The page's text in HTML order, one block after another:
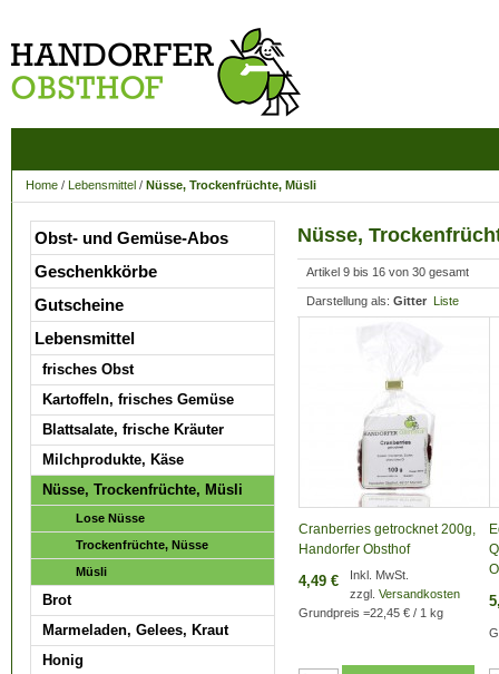
Home / Lebensmittel / Nüsse, Trockenfrüchte, Müsli
Nüsse,
Artikel 9 bis 16 von 30 gesamt
Darstellung als: Gitter Liste
Cranberries getrocknet 200g,
Handorfer Obsthof
4,49 €
Inkl. MwSt.
zzgl. Versandkosten
Grundpreis =22,45 € / 1 kg
Obst- und Gemüse-Abos
Geschenkkörbe
Gutscheine
Lebensmittel
frisches Obst
Kartoffeln, frisches Gemüse
Blattsalate, frische Kräuter
Milchprodukte, Käse
Nüsse, Trockenfrüchte, Müsli
Lose Nüsse
Trockenfrüchte, Nüsse
Müsli
Brot
Marmeladen, Gelees, Kraut
Honig